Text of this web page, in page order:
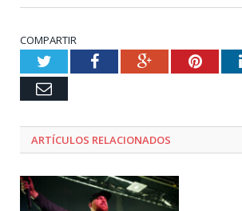
COMPARTIR
TwitterFacebookGoogle+
Email
ARTÍCULOS RELACIONADOS